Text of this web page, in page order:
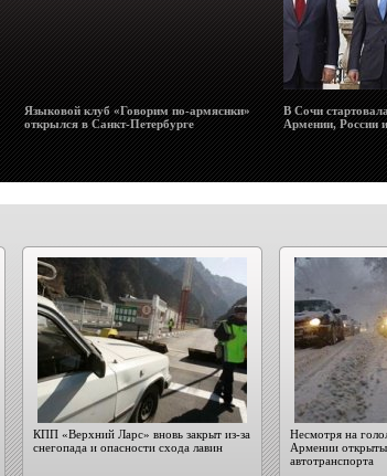
Языковой клуб «Говорим по-армяснки»
открылся в Санкт-Петербурге
В Сочи
Армении, России
КПП «Верхний Ларс» вновь закрыт из-за
снегопада и опасности схода лавин
Несмотря на
Армении открыты
автотранспорта